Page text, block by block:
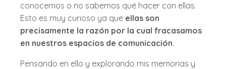
conocemos o no sabemos qué hacer con ellas.
Esto es muy curioso ya que ellas son
precisamente la razón por la cual fracasamos
en nuestros espacios de comunicación.
Pensando en ello y explorando mis memorias y